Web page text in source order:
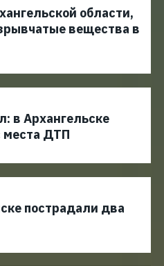
области,
вещества в
в Архангельске
места ДТП
пострадали два